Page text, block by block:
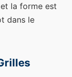
la forme est
dans le